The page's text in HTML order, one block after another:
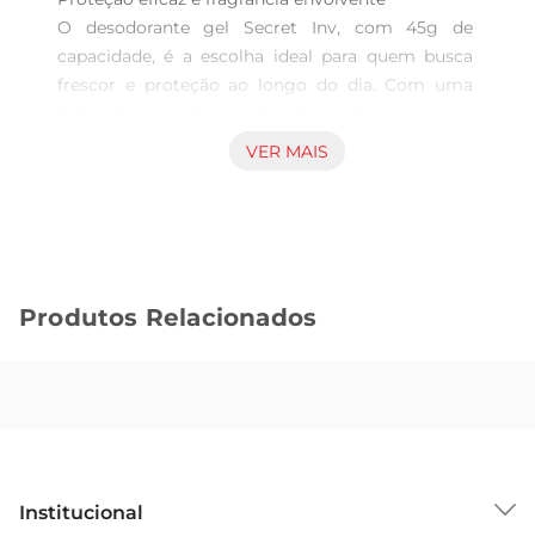
O desodorante gel Secret Inv, com 45g de
capacidade, é a escolha ideal para quem busca
frescor e proteção ao longo do dia. Com uma
proporciona uma sensação de limpeza e
Texturaleve e fácil aplicação
retocar a proteção em qualquer lugar, seja no
VER MAIS
Produtos Relacionados
Institucional